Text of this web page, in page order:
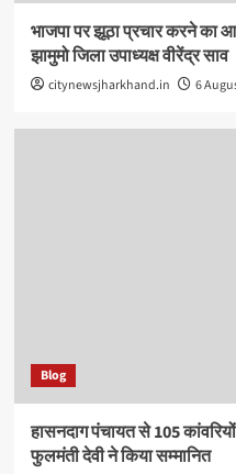
भाजपा पर झूठा प्रचार करने का
झामुमो जिला उपाध्यक्ष वीरेंद्र साव
citynewsjharkhand.in 6
Blog
हासनदाग पंचायत से 105
फुलमंती देवी ने किया सम्मानित